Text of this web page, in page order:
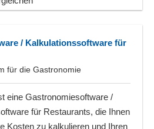
/ Kalkulationssoftware für
für die Gastronomie
eine Gastronomiesoftware /
für Restaurants, die Ihnen
Kosten zu kalkulieren und Ihren